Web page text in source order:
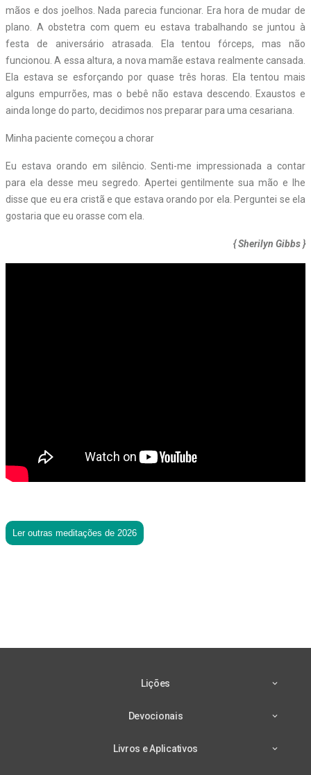
mãos e dos joelhos. Nada parecia funcionar. Era hora de mudar de
plano. A obstetra com quem eu estava trabalhando se juntou à
festa de aniversário atrasada. Ela tentou fórceps, mas não
funcionou. A essa altura, a nova mamãe estava realmente cansada.
Ela estava se esforçando por quase três horas. Ela tentou mais
alguns empurrões, mas o bebê não estava descendo. Exaustos e
ainda longe do parto, decidimos nos preparar para uma cesariana.
Minha paciente começou a chorar
Eu estava orando em silêncio. Senti-me impressionada a contar
para ela desse meu segredo. Apertei gentilmente sua mão e lhe
disse que eu era cristã e que estava orando por ela. Perguntei se ela
gostaria que eu orasse com ela.
{ Sherilyn Gibbs }
Ler outras meditações de 2026
Lições
Devocionais
Livros e Aplicativos